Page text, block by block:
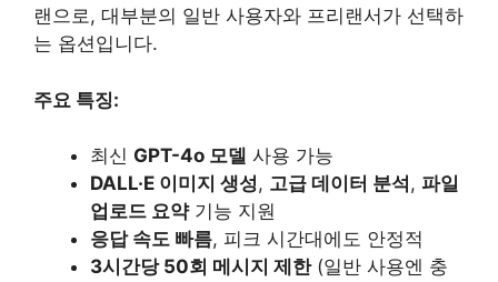
랜으로, 대부분의 일반 사용자와 프리랜서가 선택하
는 옵션입니다.
주요 특징:
최신 GPT-4o 모델 사용 가능
DALL·E 이미지 생성, 고급 데이터 분석 , 파일
업로드 요약기능 지원
응답 속도 빠름, 피크 시간대에도 안정적
3시간당 50회 메시지 제한(일반 사용엔 충